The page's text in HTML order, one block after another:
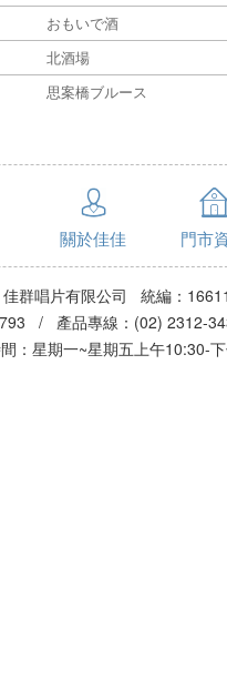
おもいで酒
北酒場
思案橋ブルース
關於佳佳 門市
佳群唱片有限公司 統編：
/ 產品專線：(02)
：星期一~星期五上午10:30-